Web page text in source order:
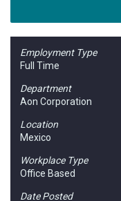
Employment Type
Full Time
Department
Aon Corporation
Location
Mexico
Workplace Type
Office Based
Date Posted